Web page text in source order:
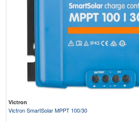
Victron
Victron SmartSolar MPPT 100/30